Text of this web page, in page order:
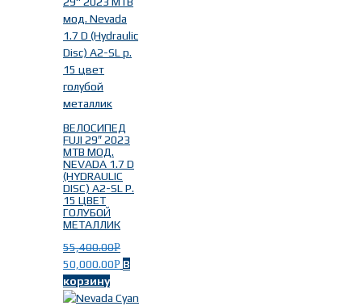
ВЕЛОСИПЕД
FUJI 29″ 2023
MTB МОД.
NEVADA 1.7 D
(HYDRAULIC
DISC) A2-SL Р.
15 ЦВЕТ
ГОЛУБОЙ
МЕТАЛЛИК
55,400.00Р
50,000.00Р В
корзину